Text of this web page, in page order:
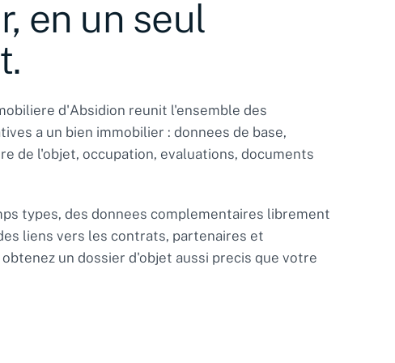
en un seul
d'Absidion reunit l'ensemble des
a un bien immobilier : donnees de base,
de l'objet, occupation, evaluations, documents
types, des donnees complementaires librement
liens vers les contrats, partenaires et
un dossier d'objet aussi precis que votre